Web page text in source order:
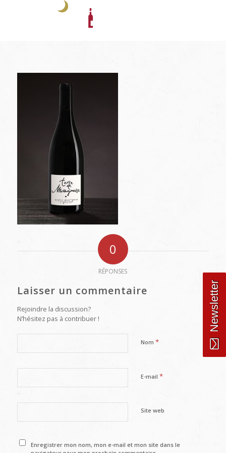
0
RÉPONSES
Laisser un commentaire
Rejoindre la discussion?
N’hésitez pas à contribuer !
Nom *
E-mail *
Site web
Enregistrer mon nom, mon e-mail et mon site dans le
Newsletter